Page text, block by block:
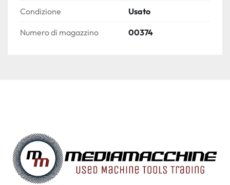
Condizione Usato
Numero di magazzino 00374